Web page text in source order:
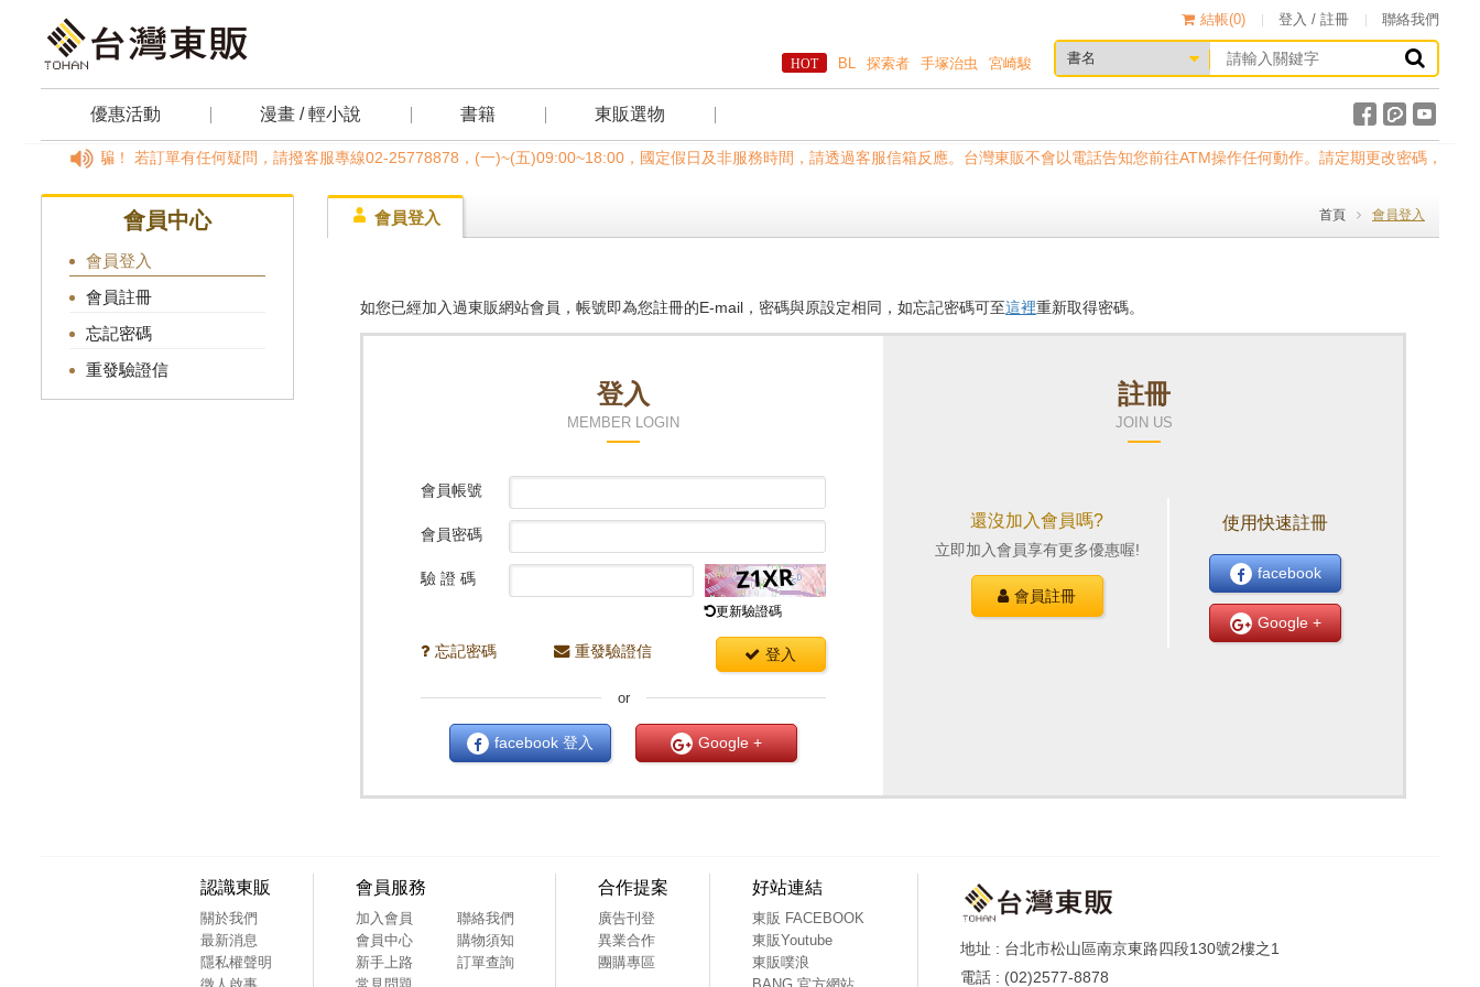
結帳(0) 登入 / 註冊 聯絡我們
BL 探索者 手塚治虫 宮崎駿
優惠活動 漫畫 / 輕小說 書籍 東販選物
小心詐騙！ 若訂單有任何疑問，請撥客服專線02-25778878，(一)~(五)09:00~18:00，國定假日及非服務時間，請透過客服信箱反應。台灣東販不會以電話告知您前往ATM操作任何動作。請定期更改密碼，以確保
會員登入 首頁 會員登入
如您已經加入過東販網站會員，帳號即為您註冊的E-mail，密碼與原設定相同，如忘記密碼可至這裡重新取得密碼。
登入
MEMBER LOGIN
會員帳號
會員密碼
驗 證 碼
更新驗證碼
忘記密碼 重發驗證信 登入
or
facebook登入 Google +
註冊
JOIN US
還沒加入會員嗎?
立即加入會員享有更多優惠喔!
會員註冊
使用快速註冊
facebook
Google +
會員中心
會員登入
會員註冊
忘記密碼
重發驗證信
認識東販
關於我們
最新消息
隱私權聲明
會員服務
加入會員
會員中心
新手上路
聯絡我們
購物須知
訂單查詢
合作提案
廣告刊登
異業合作
團購專區
好站連結
東販 FACEBOOK
東販Youtube
東販噗浪
台北市松山區南京東路四段130號2樓之1
(02)2577-8878